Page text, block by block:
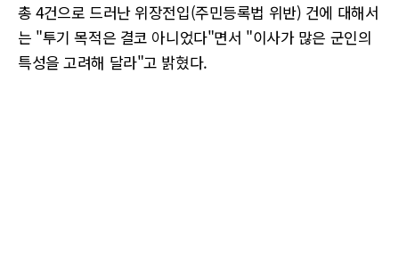
총 4건으로 드러난 위장전입(주민등록법 위반) 건에 대해서
는 "투기 목적은 결코 아니었다"면서 "이사가 많은 군인의
특성을 고려해 달라"고 밝혔다.